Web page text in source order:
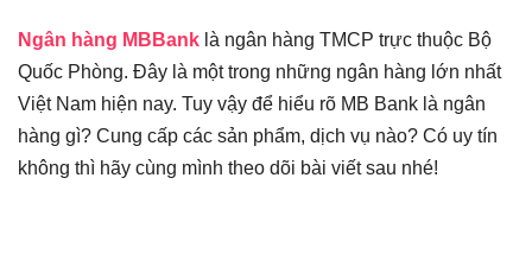
Ngân hàng MBBank là ngân hàng TMCP trực thuộc Bộ
Quốc Phòng. Đây là một trong những ngân hàng lớn nhất
Việt Nam hiện nay. Tuy vậy để hiểu rõ MB Bank là ngân
hàng gì? Cung cấp các sản phẩm, dịch vụ nào? Có uy tín
không thì hãy cùng mình theo dõi bài viết sau nhé!